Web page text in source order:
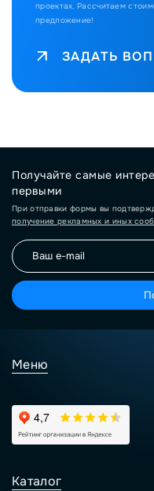
проектах. Рассчитаем
предложение!
ЗАДАТЬ
Получайте самые
первыми
При отправки формы вы
получение рекламных и иных
Меню
Каталог